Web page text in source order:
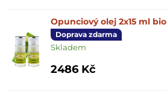
Opunciový olej 2x15 ml bio
Doprava zdarma
Skladem
2486 Kč